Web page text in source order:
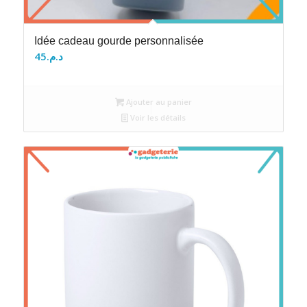
Idée cadeau gourde personnalisée
د.م.45
Ajouter au panier
Voir les détails